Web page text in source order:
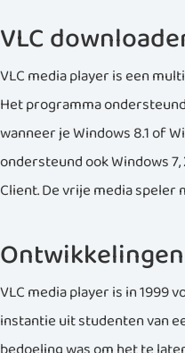
VLC
VLC media player is een
Het programma ondersteund
wanneer je Windows 8.1 of
ondersteund ook Windows
Client. De vrije media
VLC media player is in
instantie uit studenten van